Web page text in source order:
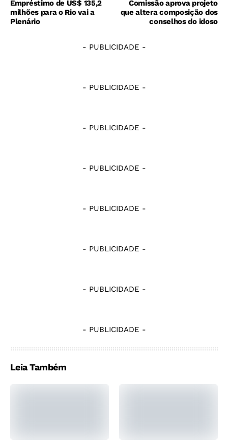
Empréstimo de US$ 135,2
milhões para o Rio vai a
Plenário
Comissão aprova projeto
que altera composição dos
conselhos do idoso
- PUBLICIDADE -
- PUBLICIDADE -
- PUBLICIDADE -
- PUBLICIDADE -
- PUBLICIDADE -
- PUBLICIDADE -
- PUBLICIDADE -
- PUBLICIDADE -
Leia Também